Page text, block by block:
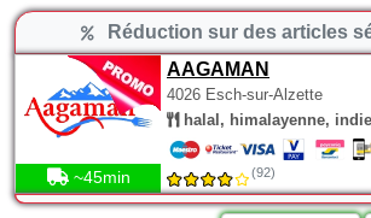
Réduction sur des articles
AAGAMAN
4026 Esch-sur-Alzette
halal, himalayenne,
~45min (92)